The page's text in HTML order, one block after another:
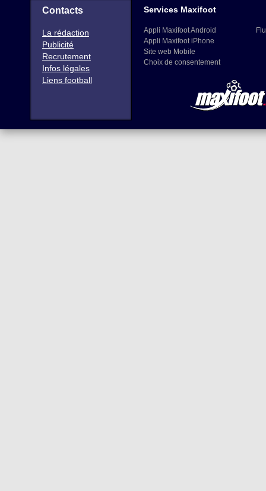
Contacts
La rédaction
Publicité
Recrutement
Infos légales
Liens football
Services Maxifoot
Appli Maxifoot Android
Appli Maxifoot iPhone
Site web Mobile
Choix de consentement